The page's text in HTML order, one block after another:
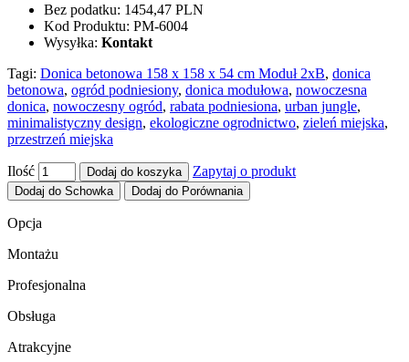
Bez podatku: 1454,47 PLN
Kod Produktu: PM-6004
Wysyłka: Kontakt
Tagi: Donica betonowa 158 x 158 x 54 cm Moduł 2xB, donica
betonowa, ogród podniesiony, donica modułowa, nowoczesna
donica, nowoczesny ogród, rabata podniesiona, urban jungle,
minimalistyczny design, ekologiczne ogrodnictwo, zieleń miejska,
przestrzeń miejska
Ilość Dodaj do koszyka Zapytaj o produkt
Dodaj do Schowka Dodaj do Porównania
Opcja
Montażu
Profesjonalna
Obsługa
Atrakcyjne